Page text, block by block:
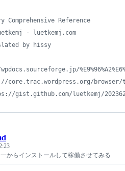
Comprehensive Reference
- luetkemj.com
by hissy
core.trac.wordpress.org/browser/
luetkemj/2023628/
一からインストールして稼働させてみる